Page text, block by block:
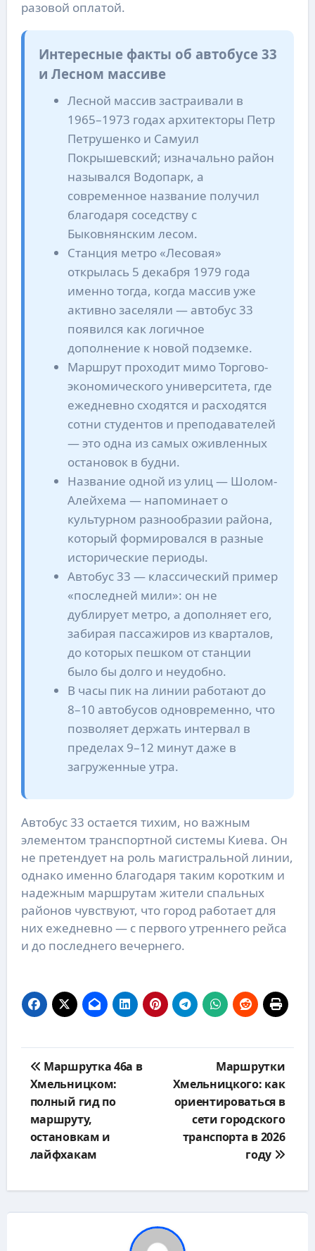
разовой оплатой.
Интересные факты об автобусе 33
и Лесном массиве
Лесной массив застраивали в
1965–1973 годах архитекторы Петр
Петрушенко и Самуил
Покрышевский; изначально район
назывался Водопарк, а
современное название получил
благодаря соседству с
Быковнянским лесом.
Станция метро «Лесовая»
открылась 5 декабря 1979 года
именно тогда, когда массив уже
активно заселяли — автобус 33
появился как логичное
дополнение к новой подземке.
Маршрут проходит мимо Торгово-
экономического университета, где
ежедневно сходятся и расходятся
сотни студентов и преподавателей
— это одна из самых оживленных
остановок в будни.
Название одной из улиц — Шолом-
Алейхема — напоминает о
культурном разнообразии района,
который формировался в разные
исторические периоды.
Автобус 33 — классический пример
«последней мили»: он не
дублирует метро, а дополняет его,
забирая пассажиров из кварталов,
до которых пешком от станции
было бы долго и неудобно.
В часы пик на линии работают до
8–10 автобусов одновременно, что
позволяет держать интервал в
пределах 9–12 минут даже в
загруженные утра.
Автобус 33 остается тихим, но важным
элементом транспортной системы Киева. Он
не претендует на роль магистральной линии,
однако именно благодаря таким коротким и
надежным маршрутам жители спальных
районов чувствуют, что город работает для
них ежедневно — с первого утреннего рейса
и до последнего вечернего.
по
записям
Маршрутка 46а в
Хмельницком:
полный гид по
маршруту,
остановкам и
лайфхакам
Маршрутки
Хмельницкого: как
ориентироваться в
сети городского
транспорта в 2026
году